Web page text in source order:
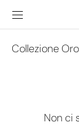
contenuto
Collezione:
Collezione
Non ci